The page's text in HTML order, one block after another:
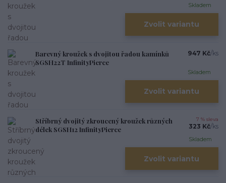
Skladem
Zvolit variantu
Barevný kroužek s dvojitou řadou kamínků
SGSH22T InfinityPierce
947 Kč/ks
Skladem
Zvolit variantu
Stříbrný dvojitý zkroucený kroužek různých
délek SGSH12 InfinityPierce
7 % sleva
323 Kč/ks
Skladem
Zvolit variantu